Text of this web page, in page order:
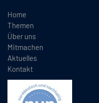
Home
Themen
Über uns
Mitmachen
Aktuelles
Kontakt